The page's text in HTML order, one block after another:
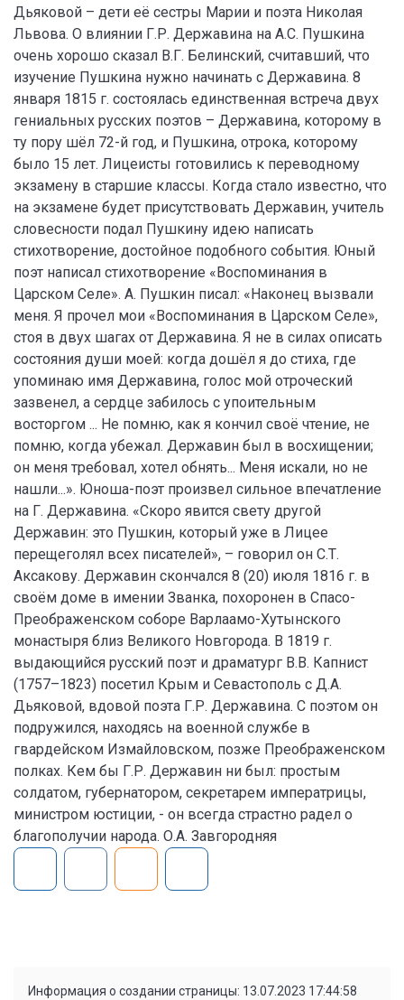
Дьяковой – дети её сестры Марии и поэта Николая
Львова. О влиянии Г.Р. Державина на А.С. Пушкина
очень хорошо сказал В.Г. Белинский, считавший, что
изучение Пушкина нужно начинать с Державина. 8
января 1815 г. состоялась единственная встреча двух
гениальных русских поэтов – Державина, которому в
ту пору шёл 72-й год, и Пушкина, отрока, которому
было 15 лет. Лицеисты готовились к переводному
экзамену в старшие классы. Когда стало известно, что
на экзамене будет присутствовать Державин, учитель
словесности подал Пушкину идею написать
стихотворение, достойное подобного события. Юный
поэт написал стихотворение «Воспоминания в
Царском Селе». А. Пушкин писал: «Наконец вызвали
меня. Я прочел мои «Воспоминания в Царском Селе»,
стоя в двух шагах от Державина. Я не в силах описать
состояния души моей: когда дошёл я до стиха, где
упоминаю имя Державина, голос мой отроческий
зазвенел, а сердце забилось с упоительным
восторгом ... Не помню, как я кончил своё чтение, не
помню, когда убежал. Державин был в восхищении;
он меня требовал, хотел обнять... Меня искали, но не
нашли...». Юноша-поэт произвел сильное впечатление
на Г. Державина. «Скоро явится свету другой
Державин: это Пушкин, который уже в Лицее
перещеголял всех писателей», – говорил он С.Т.
Аксакову. Державин скончался 8 (20) июля 1816 г. в
своём доме в имении Званка, похоронен в Спасо-
Преображенском соборе Варлаамо-Хутынского
монастыря близ Великого Новгорода. В 1819 г.
выдающийся русский поэт и драматург В.В. Капнист
(1757–1823) посетил Крым и Севастополь с Д.А.
Дьяковой, вдовой поэта Г.Р. Державина. С поэтом он
подружился, находясь на военной службе в
гвардейском Измайловском, позже Преображенском
полках. Кем бы Г.Р. Державин ни был: простым
солдатом, губернатором, секретарем императрицы,
министром юстиции, - он всегда страстно радел о
благополучии народа. О.А. Завгородняя
Информация о создании страницы: 13.07.2023 17:44:58